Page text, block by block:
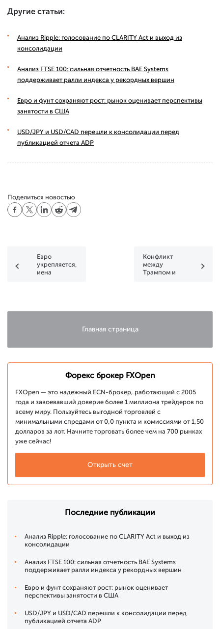
Другие статьи:
Анализ Ripple: голосование по CLARITY Act и выход из
консолидации
Анализ FTSE 100: сильная отчетность BAE Systems
поддерживает ралли индекса у рекордных вершин
Евро и фунт сохраняют рост: рынок оценивает перспективы
занятости в США
USD/JPY и USD/CAD перешли к консолидации перед
публикацией отчета ADP
Поделиться новостью
Евро
укрепляется,
иена
Payrolls
Конфликт
между
Трампом и
криптовалют
Главная страница
Форекс брокер FXOpen
FXOpen — это надежный ECN-брокер, работающий с 2005
года и завоевавший доверие более 1 миллиона трейдеров по
всему миру. Пользуйтесь выгодной торговлей с
минимальными спредами от 0,0 пункта и комиссиями от 1,50
долларов за лот. Начните торговать более чем на 700 рынках
уже сейчас!
Открыть счет
Последние публикации
Анализ Ripple: голосование по CLARITY Act и выход из
консолидации
Анализ FTSE 100: сильная отчетность BAE Systems
поддерживает ралли индекса у рекордных вершин
Евро и фунт сохраняют рост: рынок оценивает
перспективы занятости в США
USD/JPY и USD/CAD перешли к консолидации перед
публикацией отчета ADP